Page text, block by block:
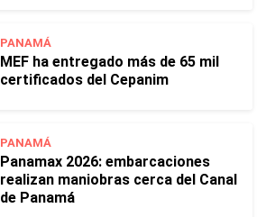
PANAMÁ
MEF ha entregado más de 65 mil
certificados del Cepanim
PANAMÁ
Panamax 2026: embarcaciones
realizan maniobras cerca del Canal
de Panamá